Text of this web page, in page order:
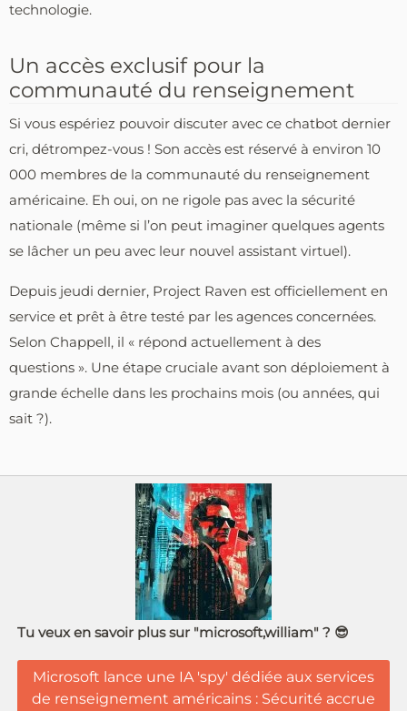
technologie.
Un accès exclusif pour la
communauté du renseignement
Si vous espériez pouvoir discuter avec ce chatbot dernier
cri, détrompez-vous ! Son accès est réservé à environ 10
000 membres de la communauté du renseignement
américaine. Eh oui, on ne rigole pas avec la sécurité
nationale (même si l’on peut imaginer quelques agents
se lâcher un peu avec leur nouvel assistant virtuel).
Depuis jeudi dernier, Project Raven est officiellement en
service et prêt à être testé par les agences concernées.
Selon Chappell, il « répond actuellement à des
questions ». Une étape cruciale avant son déploiement à
grande échelle dans les prochains mois (ou années, qui
sait ?).
Tu veux en savoir plus sur "microsoft,william" ? 😎
Microsoft lance une IA 'spy' dédiée aux services
de renseignement américains : Sécurité accrue